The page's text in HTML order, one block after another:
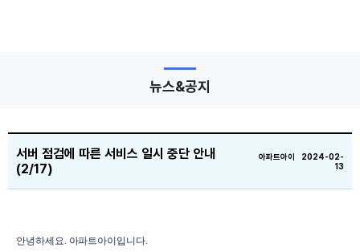
뉴스&공지
서버 점검에 따른 서비스 일시 중단 안내
(2/17)
아파트아이 2024-02-
13
안녕하세요. 아파트아이입니다.